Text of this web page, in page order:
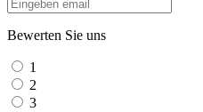
Bewerten Sie uns
1
2
3